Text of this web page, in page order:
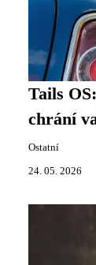
Tails
chrání
Ostatní
24. 05. 2026